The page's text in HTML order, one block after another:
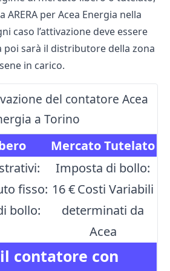
ARERA per Acea Energia nella
caso l’attivazione deve essere
poi sarà il distributore della zona
in carico.
del contatore Acea
a Torino
contatore con
Mercato Tutelato
fisso:
bollo:
Imposta di bollo:
16 €Costi Variabili
determinati da
Acea